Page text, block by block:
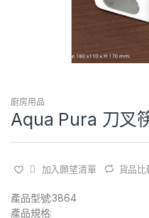
廚房用品
Aqua Pura 刀叉
加入願望清單 貨品比
產品型號:3864
產品規格: